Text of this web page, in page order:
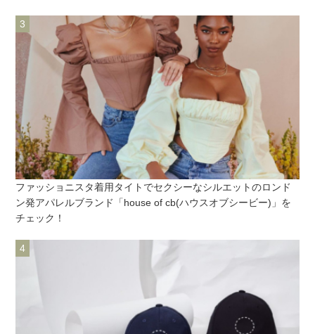
ファッショニスタ着用タイトでセクシーなシルエットのロンド
ン発アパレルブランド「house of cb(ハウスオブシービー)」を
チェック！